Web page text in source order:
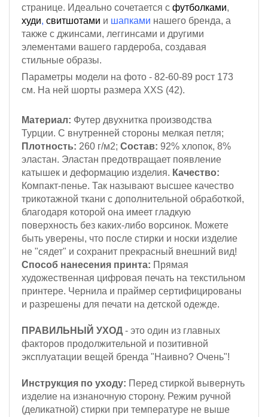
странице. Идеально сочетается с футболками,
худи, свитшотами и шапками нашего бренда, а
также с джинсами, леггинсами и другими
элементами вашего гардероба, создавая
стильные образы.
Параметры модели на фото - 82-60-89 рост 173
см. На ней шорты размера XXS (42).
Материал: Футер двухнитка производства
Турции. С внутренней стороны мелкая петля;
Плотность: 260 г/м2; Состав: 92% хлопок, 8%
эластан. Эластан предотвращает появление
катышек и деформацию изделия. Качество:
Компакт-пенье. Так называют высшее качество
трикотажной ткани с дополнительной обработкой,
благодаря которой она имеет гладкую
поверхность без каких-либо ворсинок. Можете
быть уверены, что после стирки и носки изделие
не "сядет" и сохранит прекрасный внешний вид!
Способ нанесения принта: Прямая
художественная цифровая печать на текстильном
принтере. Чернила и праймер сертифицированы
и разрешены для печати на детской одежде.
ПРАВИЛЬНЫЙ УХОД - это один из главных
факторов продолжительной и позитивной
эксплуатации вещей бренда "Наивно? Очень"!
Инструкция по уходу: Перед стиркой вывернуть
изделие на изнаночную сторону. Режим ручной
(деликатной) стирки при температуре не выше